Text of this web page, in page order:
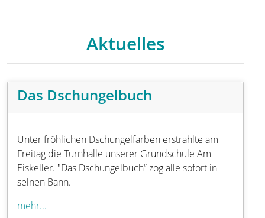
Aktuelles
Das Dschungelbuch
Unter fröhlichen Dschungelfarben erstrahlte am
Freitag die Turnhalle unserer Grundschule Am
Eiskeller. "Das Dschungelbuch“ zog alle sofort in
seinen Bann.
mehr...